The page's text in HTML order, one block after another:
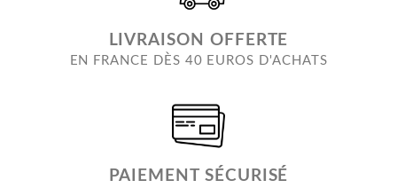
LIVRAISON OFFERTE
EN FRANCE DÈS 40 EUROS D'ACHATS
PAIEMENT SÉCURISÉ